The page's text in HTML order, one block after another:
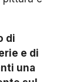
di
e di
una